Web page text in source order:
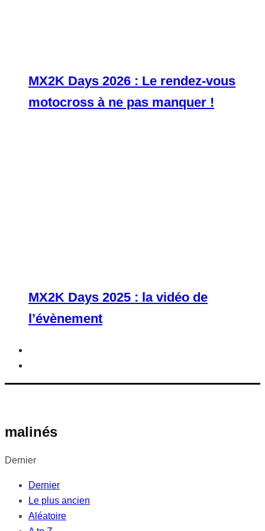
MX2K Days 2026 : Le rendez-vous
motocross à ne pas manquer !
MX2K Days 2025 : la vidéo de
l’évènement
malinés
Dernier
Dernier
Le plus ancien
Aléatoire